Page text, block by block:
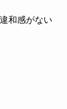
和感がない